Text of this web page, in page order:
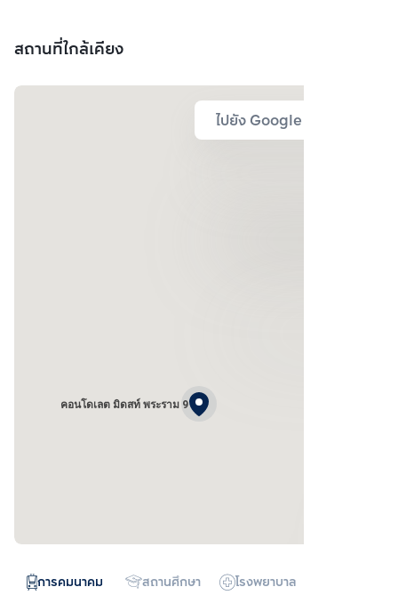
สถานที่ใกล้เคียง
ไปยัง Google Map
คอนโดเลต มิดสท์ พระราม 9
การคมนาคม สถานศึกษา โรงพยาบาล